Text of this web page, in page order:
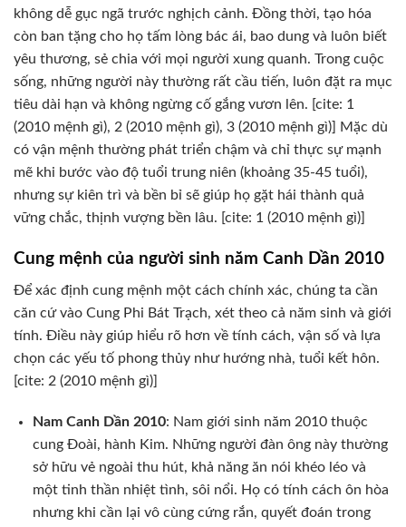
không dễ gục ngã trước nghịch cảnh. Đồng thời, tạo hóa
còn ban tặng cho họ tấm lòng bác ái, bao dung và luôn biết
yêu thương, sẻ chia với mọi người xung quanh. Trong cuộc
sống, những người này thường rất cầu tiến, luôn đặt ra mục
tiêu dài hạn và không ngừng cố gắng vươn lên. [cite: 1
(2010 mệnh gì), 2 (2010 mệnh gì), 3 (2010 mệnh gì)] Mặc dù
có vận mệnh thường phát triển chậm và chỉ thực sự mạnh
mẽ khi bước vào độ tuổi trung niên (khoảng 35-45 tuổi),
nhưng sự kiên trì và bền bỉ sẽ giúp họ gặt hái thành quả
vững chắc, thịnh vượng bền lâu. [cite: 1 (2010 mệnh gì)]
Cung mệnh của người sinh năm Canh Dần 2010
Để xác định cung mệnh một cách chính xác, chúng ta cần
căn cứ vào Cung Phi Bát Trạch, xét theo cả năm sinh và giới
tính. Điều này giúp hiểu rõ hơn về tính cách, vận số và lựa
chọn các yếu tố phong thủy như hướng nhà, tuổi kết hôn.
[cite: 2 (2010 mệnh gì)]
Nam Canh Dần 2010: Nam giới sinh năm 2010 thuộc
cung Đoài, hành Kim. Những người đàn ông này thường
sở hữu vẻ ngoài thu hút, khả năng ăn nói khéo léo và
một tinh thần nhiệt tình, sôi nổi. Họ có tính cách ôn hòa
nhưng khi cần lại vô cùng cứng rắn, quyết đoán trong